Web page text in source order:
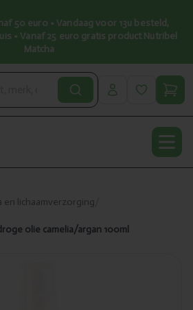
50 euro • Vandaag voor 13u besteld,
• Vanaf 25 euro gratis product Nutribel
Matcha
en lichaamverzorging
olie camelia/argan 100ml